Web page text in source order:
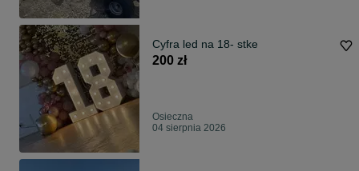
Cyfra led na 18- stke
200 zł
Osieczna
04 sierpnia 2026